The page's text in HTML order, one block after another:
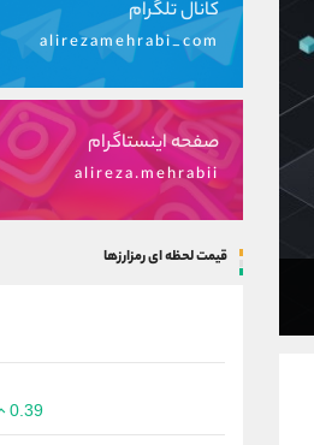
کانال تلگرام
alirezamehrabi_com
صفحه اینستاگرام
alireza.mehrabii
قیمت لحظه ای رمزارزها
0.39